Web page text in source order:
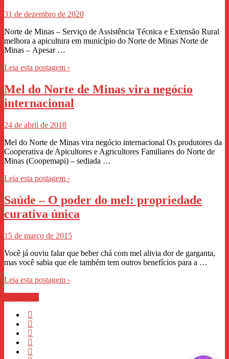
31 de dezembro de 2020
Norte de Minas – Serviço de Assistência Técnica e Extensão Rural
melhora a apicultura em município do Norte de Minas Norte de
Minas – Apesar …
Leia esta postagem ›
Mel do Norte de Minas vira negócio
internacional
24 de abril de 2018
Mel do Norte de Minas vira negócio internacional Os produtores da
Cooperativa de Apicultores e Agricultores Familiares do Norte de
Minas (Coopemapi) – sediada …
Leia esta postagem ›
Saúde – O poder do mel: propriedade
curativa única
15 de março de 2015
Você já ouviu falar que beber chá com mel alivia dor de garganta,
mas você sabia que ele também tem outros benefícios para a …
Leia esta postagem ›